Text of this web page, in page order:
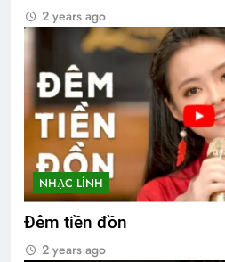
2 years ago
NHẠC LÍNH
Đêm tiền đồn
2 years ago